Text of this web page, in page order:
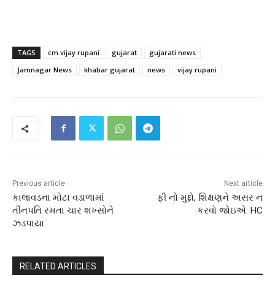
TAGS cm vijay rupani gujarat
gujarati news
Jamnagar News
khabar gujarat news vijay rupani
Previous article
કાલાવડના મોટા વડાળામાં
તીનપતિ રમતા ચાર શખ્સોને
ઝડપાયા
Next article
ફી નો મુદ્દો, શિક્ષણને અસર ન
કરવો જોઇએ: HC
RELATED ARTICLES